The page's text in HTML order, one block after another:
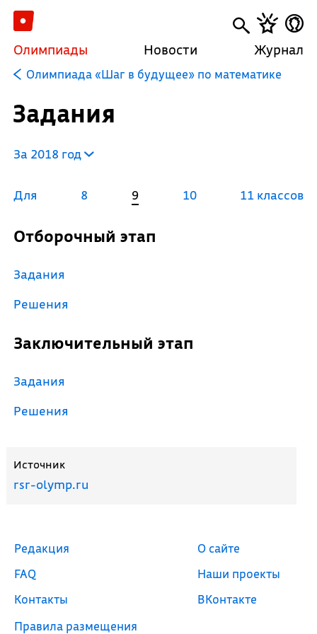
Олимпиады Новости Журнал
Олимпиада «Шаг в будущее» по математике
Задания
За 2018 год
Для 8 9 10 11 классов
Отборочный этап
Задания
Решения
Заключительный этап
Задания
Решения
Источник
rsr-olymp.ru
Редакция
FAQ
Контакты
Правила размещения
О сайте
Наши проекты
ВКонтакте